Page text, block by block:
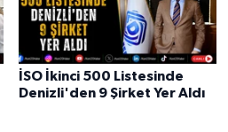
İSO İkinci 500 Listesinde
Denizli'den 9 Şirket Yer Aldı